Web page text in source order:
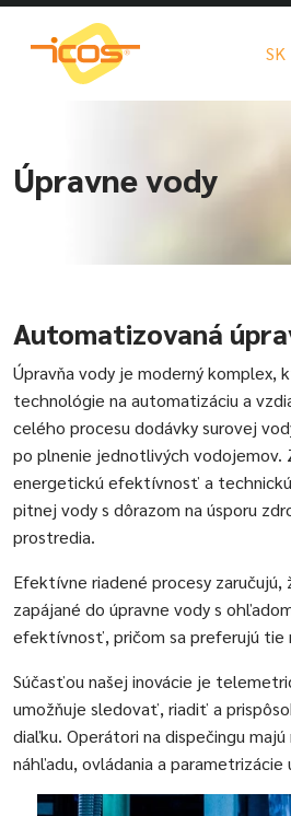
SK
Úpravne vody
Automatizovaná
Úpravňa vody je moderný komplex,
technológie na automatizáciu a
celého procesu dodávky surovej
po plnenie jednotlivých vodojemov.
energetickú efektívnosť a
pitnej vody s dôrazom na úsporu
prostredia.
Efektívne riadené procesy zaručujú,
zapájané do úpravne vody s
efektívnosť, pričom sa preferujú tie
Súčasťou našej inovácie je
umožňuje sledovať, riadiť a
diaľku. Operátori na dispečingu
náhľadu, ovládania a parametrizácie